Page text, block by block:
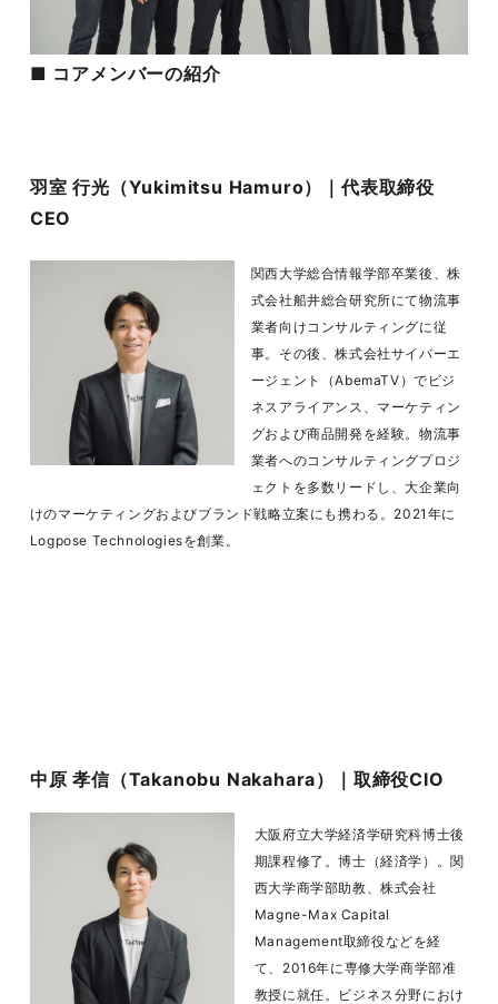
■ コアメンバーの紹介
羽室 行光（Yukimitsu Hamuro）｜代表取締役
CEO
関西大学総合情報学部卒業後、株
式会社船井総合研究所にて物流事
業者向けコンサルティングに従
事。その後、株式会社サイバーエ
ージェント（AbemaTV）でビジ
ネスアライアンス、マーケティン
グおよび商品開発を経験。物流事
業者へのコンサルティングプロジ
ェクトを多数リードし、大企業向
けのマーケティングおよびブランド戦略立案にも携わる。2021年に
Logpose Technologiesを創業。
中原 孝信（Takanobu Nakahara）｜取締役CIO
大阪府立大学経済学研究科博士後
期課程修了。博士（経済学）。関
西大学商学部助教、株式会社
Magne-Max Capital
Management取締役などを経
て、2016年に専修大学商学部准
教授に就任。ビジネス分野におけ